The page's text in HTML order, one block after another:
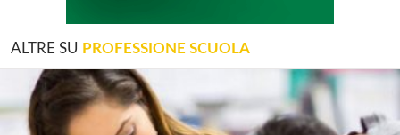
ALTRE SU PROFESSIONE SCUOLA